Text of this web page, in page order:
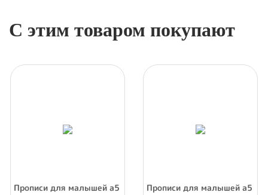
С этим товаром покупают
дерево
Прописи для малышей а5 алтей "начинаем писать цифры" 8
Прописи для малышей а5